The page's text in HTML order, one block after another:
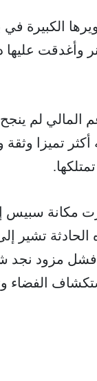
الكبيرة
لم
تميزا وثقة
مكانة سبيس
الحادثة
مزود نجد
الفضاء